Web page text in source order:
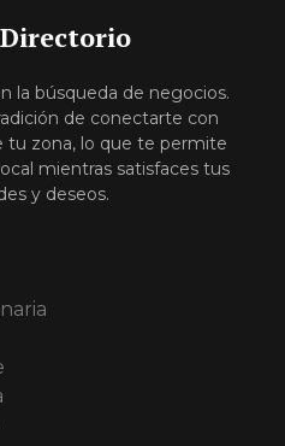
la búsqueda de negocios.
de conectarte con
tu zona, lo que te permite
mientras satisfaces tus
y deseos.